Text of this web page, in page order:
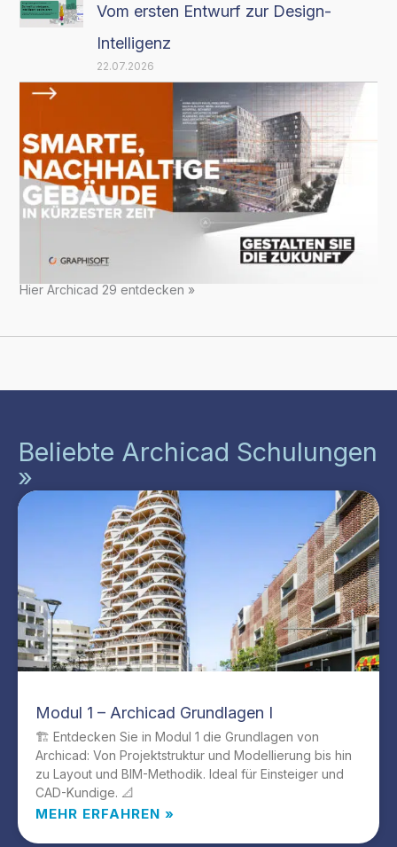
Vom ersten Entwurf zur Design-
Intelligenz
22.07.2026
Hier Archicad 29 entdecken »
Beliebte Archicad Schulungen
»
Modul 1 – Archicad Grundlagen I
🏗️ Entdecken Sie in Modul 1 die Grundlagen von
Archicad: Von Projektstruktur und Modellierung bis hin
zu Layout und BIM-Methodik. Ideal für Einsteiger und
CAD-Kundige. 📐
MEHR ERFAHREN »